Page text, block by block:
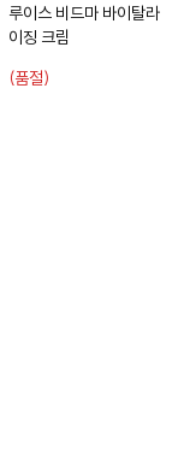
루이스 비드마 바이탈라
이징 크림
(품절)